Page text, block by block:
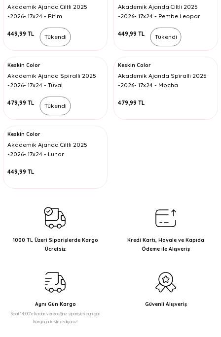
Akademik Ajanda Ciltli 2025
-2026- 17x24 - Ritim
449,99 TL
Akademik Ajanda Ciltli 2025
-2026- 17x24 - Pembe Leopar
449,99 TL
Tükendi
Keskin Color
Akademik Ajanda Spiralli 2025
-2026- 17x24 - Tuval
479,99 TL
Tükendi
Keskin Color
Akademik Ajanda Spiralli 2025
-2026- 17x24 - Mocha
479,99 TL
Tükendi
Keskin Color
Akademik Ajanda Ciltli 2025
-2026- 17x24 - Lunar
449,99 TL
1000 TL Üzeri Siparişlerde Kargo
Ücretsiz
Kredi Kartı, Havale ve Kapıda
Ödeme ile Alışveriş
Aynı Gün Kargo
Saat 14:00'e kadar vereceğiniz siparişleri aynı gün
kargoya teslim ediyoruz!
Güvenli Alışveriş